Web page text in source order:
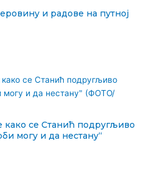
и радове на путној
како се Станић подругљиво
могу и да нестану“